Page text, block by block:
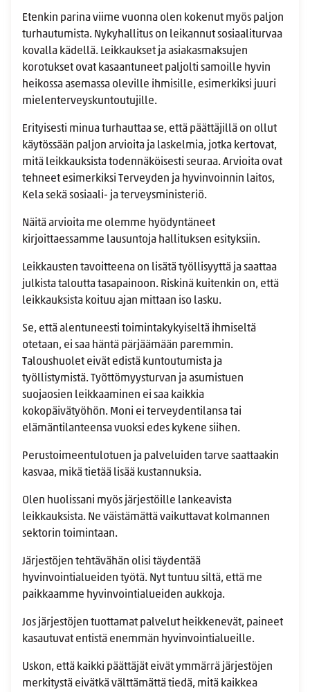
Etenkin parina viime vuonna olen kokenut myös paljon
turhautumista. Nykyhallitus on leikannut sosiaaliturvaa
kovalla kädellä. Leikkaukset ja asiakasmaksujen
korotukset ovat kasaantuneet paljolti samoille hyvin
heikossa asemassa oleville ihmisille, esimerkiksi juuri
mielenterveyskuntoutujille.
Erityisesti minua turhauttaa se, että päättäjillä on ollut
käytössään paljon arvioita ja laskelmia, jotka kertovat,
mitä leikkauksista todennäköisesti seuraa. Arvioita ovat
tehneet esimerkiksi Terveyden ja hyvinvoinnin laitos,
Kela sekä sosiaali- ja terveysministeriö.
Näitä arvioita me olemme hyödyntäneet
kirjoittaessamme lausuntoja hallituksen esityksiin.
Leikkausten tavoitteena on lisätä työllisyyttä ja saattaa
julkista taloutta tasapainoon. Riskinä kuitenkin on, että
leikkauksista koituu ajan mittaan iso lasku.
Se, että alentuneesti toimintakykyiseltä ihmiseltä
otetaan, ei saa häntä pärjäämään paremmin.
Taloushuolet eivät edistä kuntoutumista ja
työllistymistä. Työttömyysturvan ja asumistuen
suojaosien leikkaaminen ei saa kaikkia
kokopäivätyöhön. Moni ei terveydentilansa tai
elämäntilanteensa vuoksi edes kykene siihen.
Perustoimeentulotuen ja palveluiden tarve saattaakin
kasvaa, mikä tietää lisää kustannuksia.
Olen huolissani myös järjestöille lankeavista
leikkauksista. Ne väistämättä vaikuttavat kolmannen
sektorin toimintaan.
Järjestöjen tehtävähän olisi täydentää
hyvinvointialueiden työtä. Nyt tuntuu siltä, että me
paikkaamme hyvinvointialueiden aukkoja.
Jos järjestöjen tuottamat palvelut heikkenevät, paineet
kasautuvat entistä enemmän hyvinvointialueille.
Uskon, että kaikki päättäjät eivät ymmärrä järjestöjen
merkitystä eivätkä välttämättä tiedä, mitä kaikkea